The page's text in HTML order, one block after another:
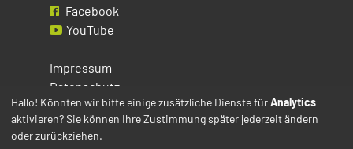
Facebook
YouTube
Impressum
Datenschutz
Cookies
Hallo! Könnten wir bitte einige zusätzliche Dienste fürAnalytics
aktivieren? Sie können Ihre Zustimmung später jederzeit ändern
oder zurückziehen.